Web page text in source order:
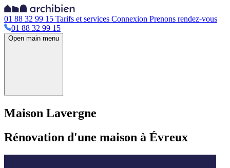
01 88 32 99 15 Tarifs et services Connexion Prenons rendez-vous
01 88 32 99 15
Open main menu
Maison Lavergne
Rénovation d'une maison à Évreux